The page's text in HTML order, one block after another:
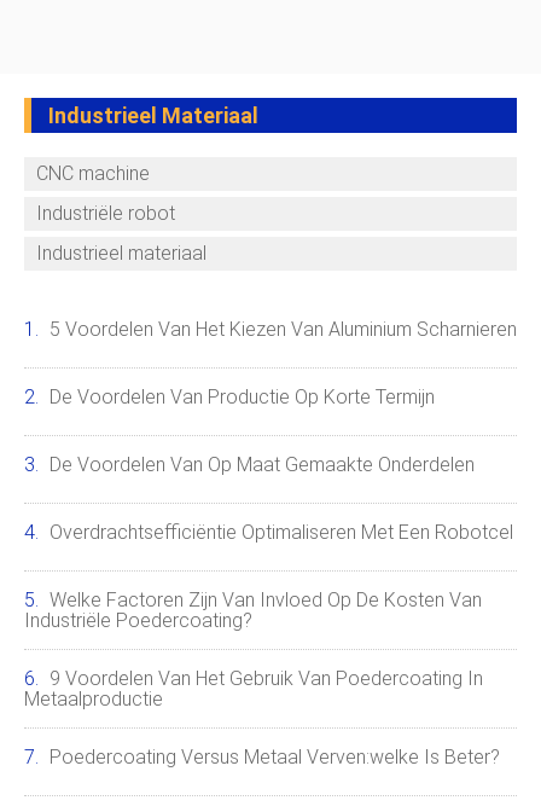
Industrieel Materiaal
CNC machine
Industriële robot
Industrieel materiaal
5 Voordelen Van Het Kiezen Van Aluminium Scharnieren
De Voordelen Van Productie Op Korte Termijn
De Voordelen Van Op Maat Gemaakte Onderdelen
Overdrachtsefficiëntie Optimaliseren Met Een Robotcel
Welke Factoren Zijn Van Invloed Op De Kosten Van
Industriële Poedercoating?
9 Voordelen Van Het Gebruik Van Poedercoating In
Metaalproductie
Poedercoating Versus Metaal Verven:welke Is Beter?